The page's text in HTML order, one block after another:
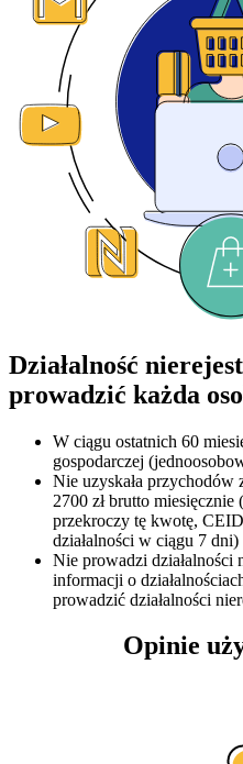
Działalność
prowadzić każda
W ciągu ostatnich 60
gospodarczej
Nie uzyskała przychodów
2700 zł brutto
przekroczy tę kwotę,
działalności w ciągu 7 dni)
Nie prowadzi działalności
informacji o
prowadzić działalności
Opinie